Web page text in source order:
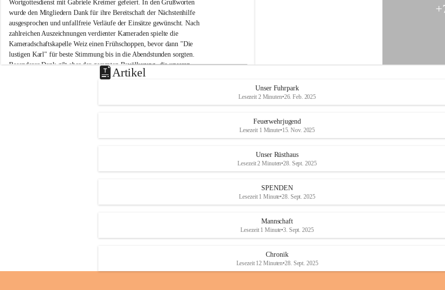
g
l
-
M
i
t
t
e
Wortgottesdienst mit Gabriele Kreimer gefeiert. In den Grußworten
wurde den Mitgliedern Dank für ihre Bereitschaft der Nächstenhilfe
ausgesprochen und unfallfreie Verläufe der Einsätze gewünscht. Nach
zahlreichen Auszeichnungen verdienter Kameraden spielte die
Kameradschaftskapelle Weiz einen Frühschoppen, bevor dann "Die
lustigen Karl" für beste Stimmung bis in die Abendstunden sorgten.
Besonderer Dank gilt aber der gesamten Bevölkerung, die unseren
Frühschoppen trotz hochsommerlichen Temperaturen besuchte. Der
e
d
o
r
Artikel
Unser Fuhrpark
Lesezeit 2 Minuten•26. Feb. 2025
Feuerwehrjugend
Lesezeit 1 Minute•15. Nov. 2025
Unser Rüsthaus
Lesezeit 2 Minuten•28. Sept. 2025
SPENDEN
Lesezeit 1 Minute•28. Sept. 2025
Mannschaft
Lesezeit 1 Minute•3. Sept. 2025
Chronik
Lesezeit 12 Minuten•28. Sept. 2025